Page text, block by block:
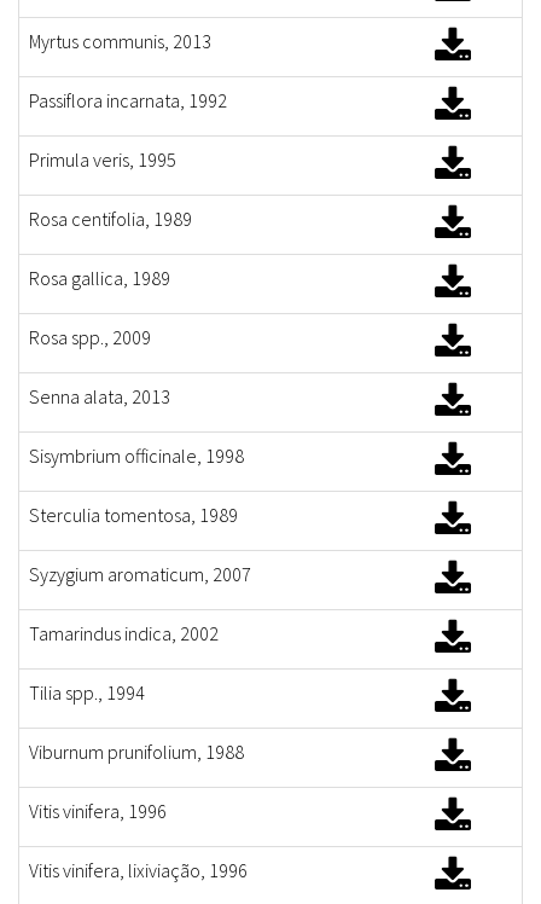
Myrtus communis, 2013
Passiflora incarnata, 1992
Primula veris, 1995
Rosa centifolia, 1989
Rosa gallica, 1989
Rosa spp., 2009
Senna alata, 2013
Sisymbrium officinale, 1998
Sterculia tomentosa, 1989
Syzygium aromaticum, 2007
Tamarindus indica, 2002
Tilia spp., 1994
Viburnum prunifolium, 1988
Vitis vinifera, 1996
Vitis vinifera, lixiviação, 1996